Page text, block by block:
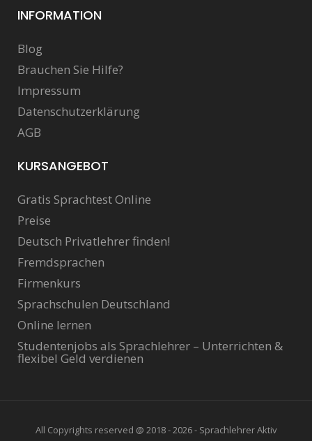
INFORMATION
Blog
Brauchen Sie Hilfe?
Impressum
Datenschutzerklärung
AGB
KURSANGEBOT
Gratis Sprachtest Online
Preise
Deutsch Privatlehrer finden!
Fremdsprachen
Firmenkurs
Sprachschulen Deutschland
Online lernen
Studentenjobs als Sprachlehrer – Unterrichten &
flexibel Geld verdienen
All Copyrights reserved @ 2018 - 2026 - Sprachlehrer Aktiv